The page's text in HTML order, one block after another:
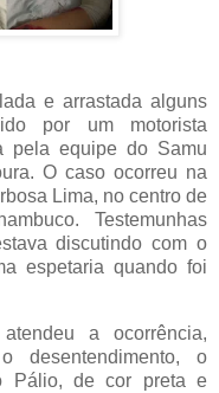
e arrastada alguns
por um motorista
pela equipe do Samu
O caso ocorreu na
Lima, no centro de
Testemunhas
discutindo com o
espetaria quando foi
a ocorrência,
desentendimento, o
Pálio, de cor preta e